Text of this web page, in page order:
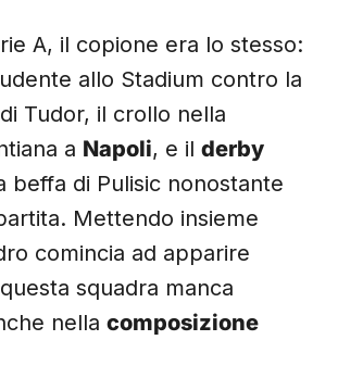
A, il copione era lo stesso:
allo Stadium contro la
Tudor, il crollo nella
a Napoli, e il derby
beffa di Pulisic nonostante
Mettendo insieme
comincia ad apparire
squadra manca
nella composizione